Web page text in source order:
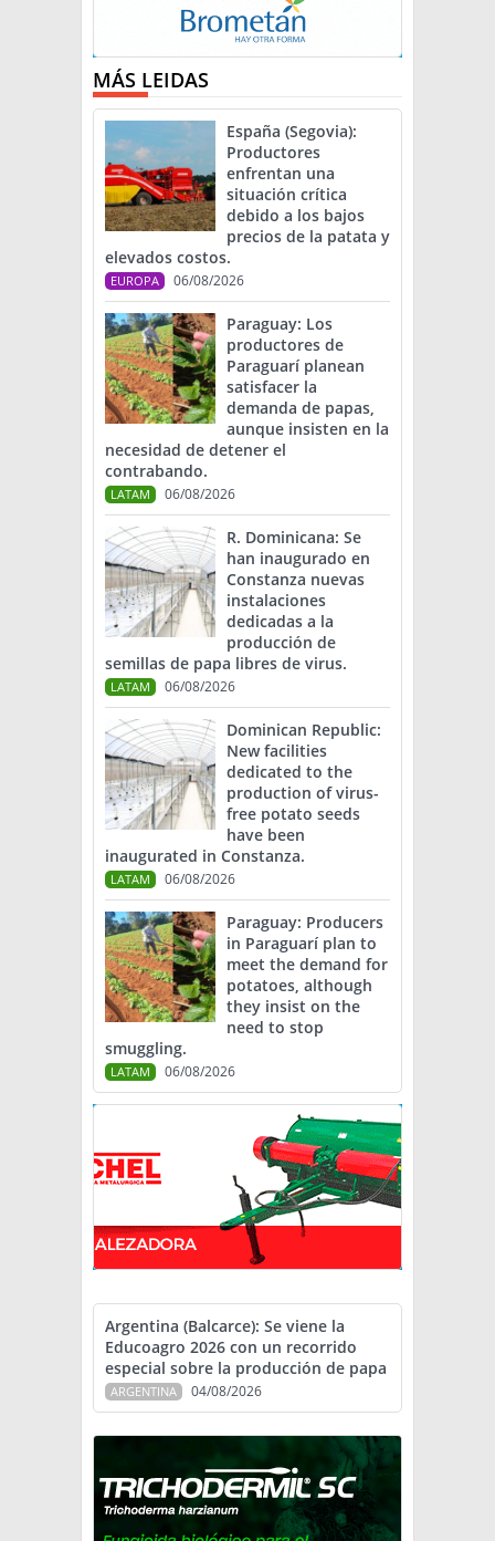
MÁS LEIDAS
España (Segovia):
Productores
enfrentan una
situación crítica
debido a los bajos
precios de la patata y
elevados costos.
EUROPA 06/08/2026
Paraguay: Los
productores de
Paraguarí planean
satisfacer la
demanda de papas,
aunque insisten en la
necesidad de detener el
contrabando.
LATAM 06/08/2026
R. Dominicana: Se
han inaugurado en
Constanza nuevas
instalaciones
dedicadas a la
producción de
semillas de papa libres de virus.
LATAM 06/08/2026
Dominican Republic:
New facilities
dedicated to the
production of virus-
free potato seeds
have been
inaugurated in Constanza.
LATAM 06/08/2026
Paraguay: Producers
in Paraguarí plan to
meet the demand for
potatoes, although
they insist on the
need to stop
smuggling.
LATAM 06/08/2026
Argentina (Balcarce): Se viene la
Educoagro 2026 con un recorrido
especial sobre la producción de papa
ARGENTINA 04/08/2026